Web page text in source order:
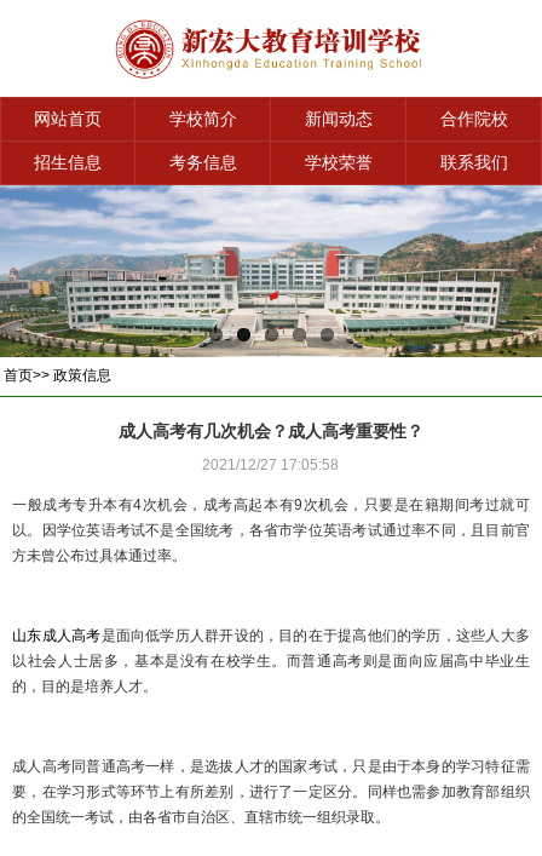
网站首页 学校简介 新闻动态 合作院校
招生信息 考务信息 学校荣誉 联系我们
首页>> 政策信息
成人高考有几次机会？成人高考重要性？
2021/12/27 17:05:58
一般成考专升本有4次机会，成考高起本有9次机会，只要是在籍期间考过就可
以。因学位英语考试不是全国统考，各省市学位英语考试通过率不同，且目前官
方未曾公布过具体通过率。
山东成人高考是面向低学历人群开设的，目的在于提高他们的学历，这些人大多
以社会人士居多，基本是没有在校学生。而普通高考则是面向应届高中毕业生
的，目的是培养人才。
成人高考同普通高考一样，是选拔人才的国家考试，只是由于本身的学习特征需
要，在学习形式等环节上有所差别，进行了一定区分。同样也需参加教育部组织
的全国统一考试，由各省市自治区、直辖市统一组织录取。